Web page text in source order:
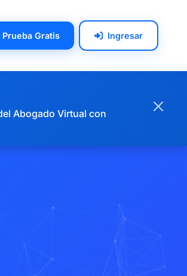
Prueba Gratis Ingresar
Abogado Virtual con